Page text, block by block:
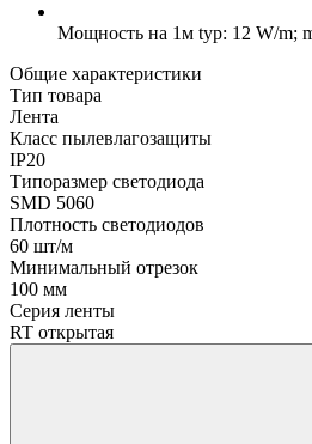
Мощность на 1м typ: 12 W/m;
Общие характеристики
Тип товара
Лента
Класс пылевлагозащиты
IP20
Типоразмер светодиода
SMD 5060
Плотность светодиодов
60 шт/м
Минимальный отрезок
100 мм
Серия ленты
RT открытая